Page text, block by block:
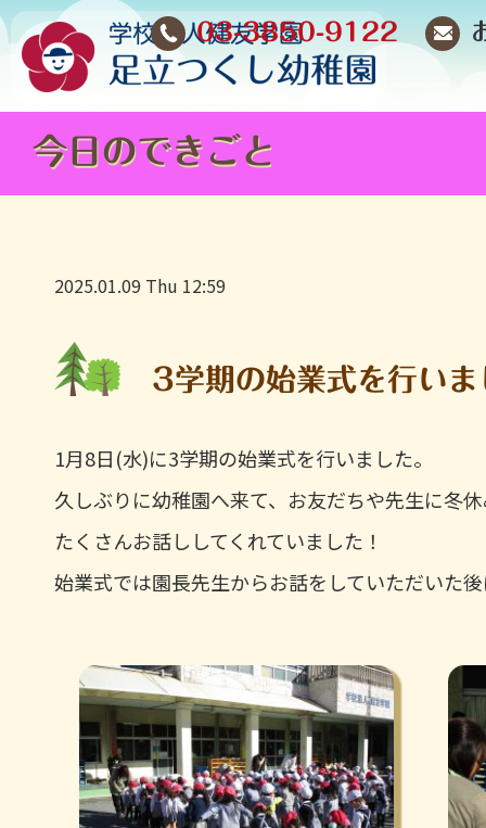
03-3850-9122
今日のできごと
2025.01.09 Thu 12:59
3学期の始業式を行い
1月8日(水)に3学期の始業式を行いました。
久しぶりに幼稚園へ来て、お友だちや先生に冬
たくさんお話ししてくれていました！
始業式では園長先生からお話をしていただいた